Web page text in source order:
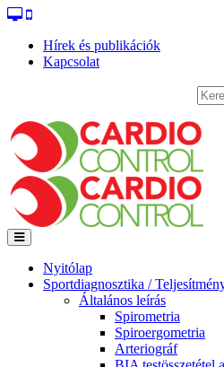
Hírek és publikációk
Kapcsolat
Nyitólap
Sportdiagnosztika /
Általános leírás
Spirometria
Spiroergometria
Arteriográf